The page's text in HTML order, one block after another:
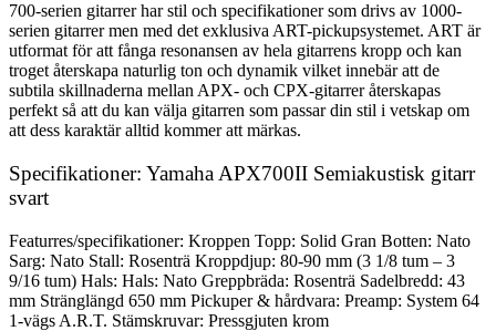
700-serien gitarrer har stil och specifikationer som drivs av 1000-
serien gitarrer men med det exklusiva ART-pickupsystemet. ART är
utformat för att fånga resonansen av hela gitarrens kropp och kan
troget återskapa naturlig ton och dynamik vilket innebär att de
subtila skillnaderna mellan APX- och CPX-gitarrer återskapas
perfekt så att du kan välja gitarren som passar din stil i vetskap om
att dess karaktär alltid kommer att märkas.
Specifikationer: Yamaha APX700II Semiakustisk gitarr
svart
Featurres/specifikationer: Kroppen Topp: Solid Gran Botten: Nato
Sarg: Nato Stall: Rosenträ Kroppdjup: 80-90 mm (3 1/8 tum – 3
9/16 tum) Hals: Hals: Nato Greppbräda: Rosenträ Sadelbredd: 43
mm Stränglängd 650 mm Pickuper & hårdvara: Preamp: System 64
1-vägs A.R.T. Stämskruvar: Pressgjuten krom